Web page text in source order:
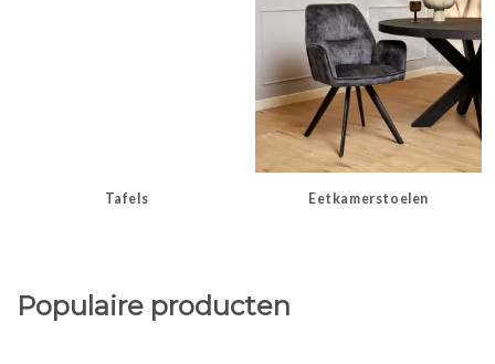
Tafels Eetkamerstoelen
Populaire producten